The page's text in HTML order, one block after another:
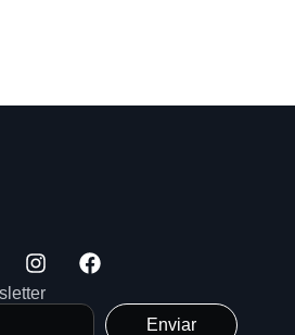
Enviar